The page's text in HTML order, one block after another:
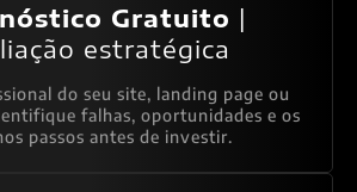
Gratuito |
estratégica
do seu site, landing page ou
falhas, oportunidades e os
passos antes de investir.